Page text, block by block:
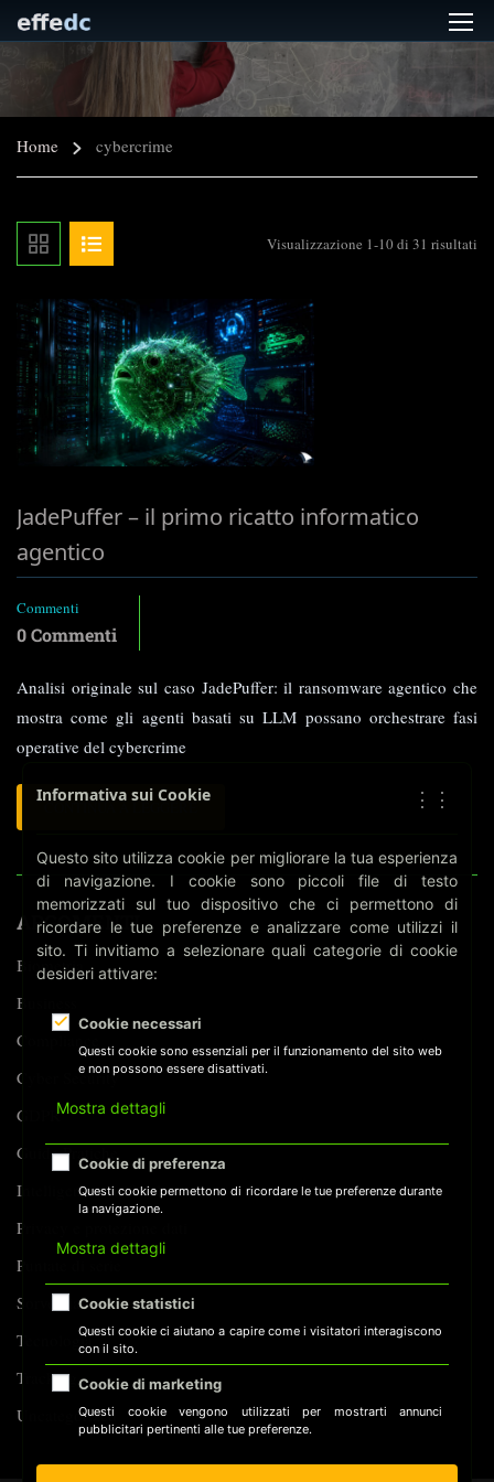
Home cybercrime
Visualizzazione 1-10 di 31 risultati
JadePuffer – il primo ricatto informatico
agentico
Commenti
0 Commenti
Analisi originale sul caso JadePuffer: il ransomware agentico che
mostra come gli agenti basati su LLM possano orchestrare fasi
operative del cybercrime
LEGGI
SU
JADEPUFFER
IL
PRIMO
RICATTO
INFORMATICO
ARGOMENTI
Biometria
Business
Compliance
Cyber Security
GDPR
Guide Pratiche
Intelligenza Artificiale
Privacy e protezione dati
Puntate di serie
Sorveglianza
Tecnologia
Tracking
Uncategorized
Informativa sui Cookie ⋮⋮
Questo sito utilizza cookie per migliorare la tua esperienza
di navigazione. I cookie sono piccoli file di testo
memorizzati sul tuo dispositivo che ci permettono di
ricordare le tue preferenze e analizzare come utilizzi il
sito. Ti invitiamo a selezionare quali categorie di cookie
desideri attivare:
Cookie necessari
Questi cookie sono essenziali per il funzionamento del sito web
e non possono essere disattivati.
Mostra dettagli
Cookie di preferenza
Questi cookie permettono di ricordare le tue preferenze durante
la navigazione.
Mostra dettagli
Cookie statistici
Questi cookie ci aiutano a capire come i visitatori interagiscono
con il sito.
Cookie di marketing
Questi cookie vengono utilizzati per mostrarti annunci
pubblicitari pertinenti alle tue preferenze.